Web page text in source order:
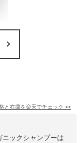
と在庫を楽天でチェック >>
ックシャンプーは